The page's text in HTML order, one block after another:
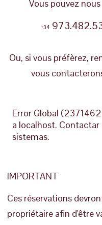
Vous pouvez
+34
Ou, si vous préfèrez,
vous
Error Global
a localhost.
sistemas.
IMPORTANT
Ces réservations
propriétaire afin d'être